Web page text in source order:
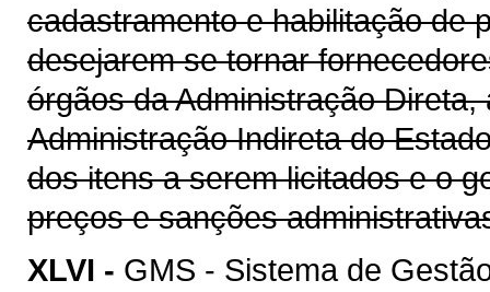
cadastramento e habilitação de
desejarem se tornar
órgãos da Administração
Administração Indireta do
dos itens a serem licitados e o
preços e sanções
XLVI - GMS - Sistema de